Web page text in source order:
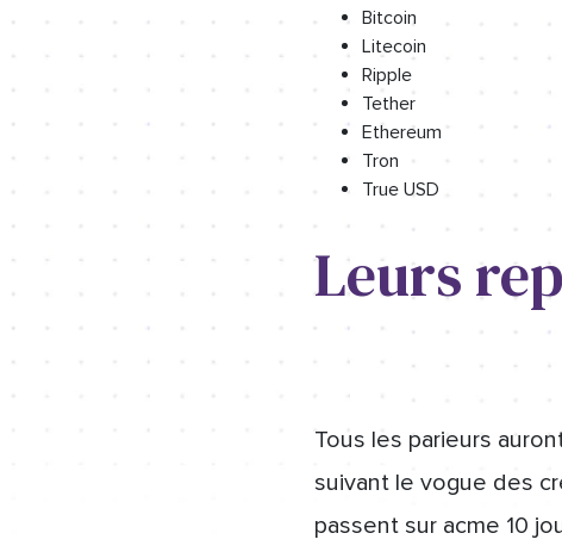
Bitcoin
Litecoin
Ripple
Tether
Ethereum
Tron
True USD
Leurs
Tous les parieurs
suivant le vogue des
passent sur acme 10